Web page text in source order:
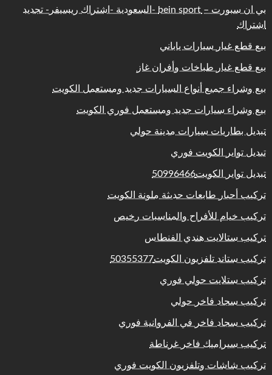
بي ان سبورت – bein sport -السعودية -اشتراك ريسيفر- تجديد
اشتراك
بيع قطع غيار سيارات ياباني
بيع قطع غيار طباخات وأفران غاز
بيع وشراء جميع أنواع السيارات جديد ومستعمل الكويت
بيع وشراء سيارات جديد ومستعمل فوري الكويت
تبديل بطاريات سيارات مدينة حولي
تبديل تواير الكويت فوري
تبديل تواير الكويت50996466
تركيب أحبار طابعات حديثة ملونة الكويت
تركيب خيام للأفراح والمناسبات رخيص
تركيب ستالايت هندي الفنطاس
تركيب ستاند تلفزيون الكويت50355377
تركيب ستلايت حولي فوري
تركيب سجاد فاخر حولي
تركيب سجاد فاخر في الفروانية فوري
تركيب سيراميك فاخر غرناطة
تركيب شاشات وتلفزيون الكويت فوري